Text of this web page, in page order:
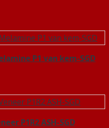
P1 van kem-SGD
P1R2 ASH-SGD